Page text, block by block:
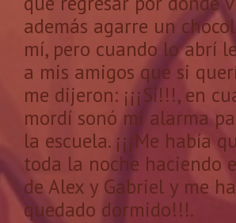
además agarre un
mí, pero cuando lo abrí
a mis amigos que si
me dijeron: ¡¡¡Sí!!!, en
mordí sonó mi alarma
la escuela. ¡¡¡Me había
toda la noche haciendo
de Alex y Gabriel y me
quedado dormido!!!.